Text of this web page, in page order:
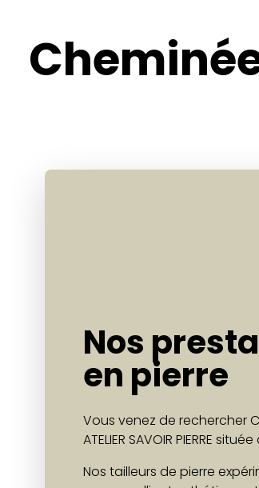
Nos
en pierre
Vous venez de rechercher
ATELIER SAVOIR PIERRE
Nos tailleurs de pierre